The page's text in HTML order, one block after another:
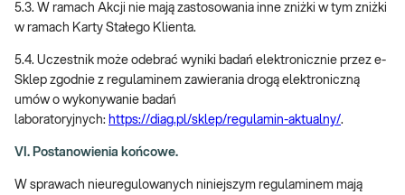
5.3. W ramach Akcji nie mają zastosowania inne zniżki w tym zniżki
w ramach Karty Stałego Klienta.
5.4. Uczestnik może odebrać wyniki badań elektronicznie przez e-
Sklep zgodnie z regulaminem zawierania drogą elektroniczną
umów o wykonywanie badań
laboratoryjnych: https://diag.pl/sklep/regulamin-aktualny/.
VI. Postanowienia końcowe.
W sprawach nieuregulowanych niniejszym regulaminem mają